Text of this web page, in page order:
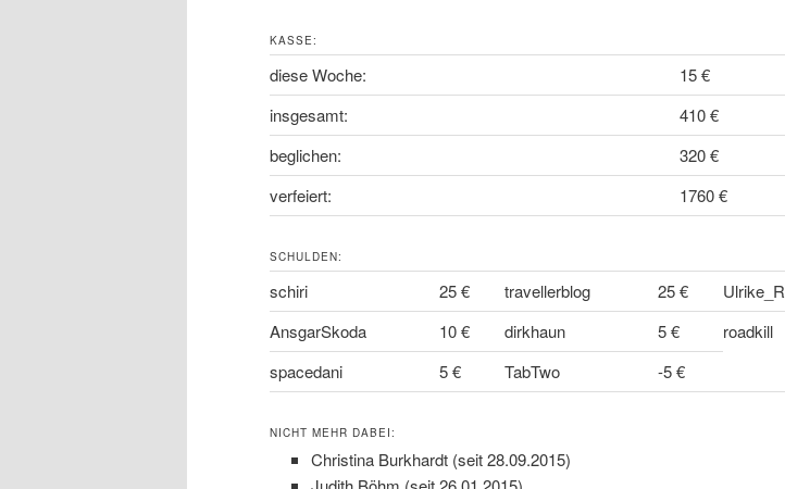
KASSE:
diese Woche:
15 €
insgesamt:
410 €
beglichen:
320 €
verfeiert:
1760 €
SCHULDEN:
schiri 25 € travellerblog 25 € Ulrike_R
AnsgarSkoda
10 € dirkhaun 5 € roadkill
spacedani
5 € TabTwo -5 €
NICHT MEHR DABEI:
Christina Burkhardt (seit 28.09.2015)